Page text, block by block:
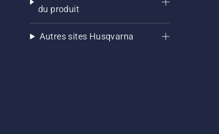
du produit
Autres sites Husqvarna